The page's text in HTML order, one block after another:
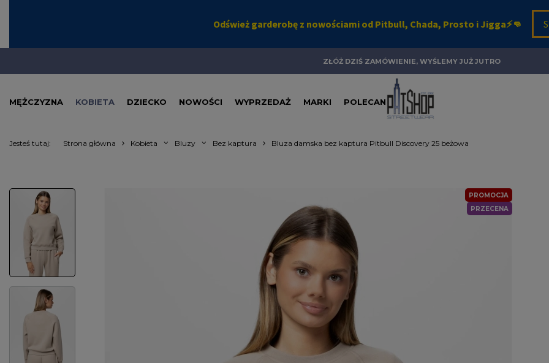
ZŁÓŻ DZIŚ ZAMÓWIENIE, WYŚLEMY JUŻ JUTRO
MĘŻCZYZNA KOBIETA DZIECKO NOWOŚCI WYPRZEDAŻ MARKI POLECANE
Jesteś tutaj: Strona główna Kobieta Bluzy Bez kaptura Bluza damska bez kaptura Pitbull Discovery 25 beżowa
PROMOCJA
PRZECENA